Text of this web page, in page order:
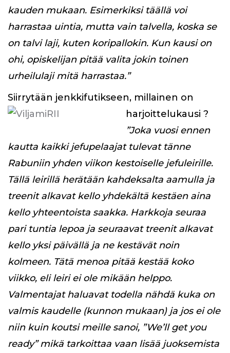
kauden mukaan. Esimerkiksi täällä voi
harrastaa uintia, mutta vain talvella, koska se
on talvi laji, kuten koripallokin. Kun kausi on
ohi, opiskelijan pitää valita jokin toinen
urheilulaji mitä harrastaa.”
Siirrytään jenkkifutikseen, millainen on
harjoittelukausi ?
”Joka vuosi ennen
kautta kaikki jefupelaajat tulevat tänne
Rabuniin yhden viikon kestoiselle jefuleirille.
Tällä leirillä herätään kahdeksalta aamulla ja
treenit alkavat kello yhdekältä kestäen aina
kello yhteentoista saakka. Harkkoja seuraa
pari tuntia lepoa ja seuraavat treenit alkavat
kello yksi päivällä ja ne kestävät noin
kolmeen. Tätä menoa pitää kestää koko
viikko, eli leiri ei ole mikään helppo.
Valmentajat haluavat todella nähdä kuka on
valmis kaudelle (kunnon mukaan) ja jos ei ole
niin kuin koutsi meille sanoi, ”We’ll get you
ready” mikä tarkoittaa vaan lisää juoksemista